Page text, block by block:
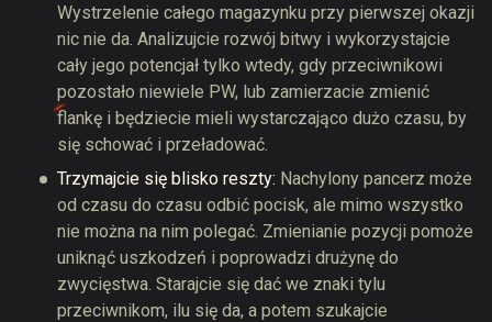
Wystrzelenie całego magazynku przy pierwszej okazji
nic nie da. Analizujcie rozwój bitwy i wykorzystajcie
cały jego potencjał tylko wtedy, gdy przeciwnikowi
pozostało niewiele PW, lub zamierzacie zmienić
flankę i będziecie mieli wystarczająco dużo czasu, by
się schować i przeładować.
Trzymajcie się blisko reszty: Nachylony pancerz może
od czasu do czasu odbić pocisk, ale mimo wszystko
nie można na nim polegać. Zmienianie pozycji pomoże
uniknąć uszkodzeń i poprowadzi drużynę do
zwycięstwa. Starajcie się dać we znaki tylu
przeciwnikom, ilu się da, a potem szukajcie